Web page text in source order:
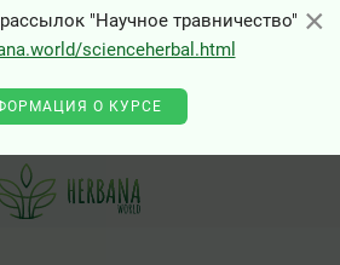
×
"Научное травничество"
scienceherbal.html
О КУРСЕ
×